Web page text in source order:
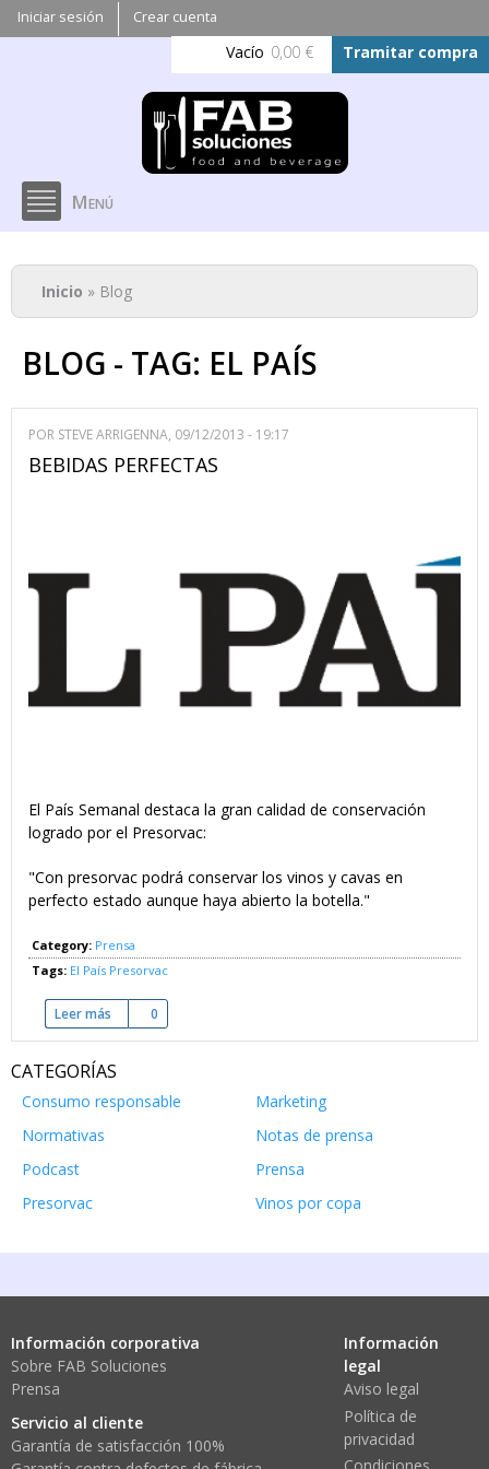
Pasar al
contenido
principal
Iniciar sesión Crear cuenta
Vacío 0,00 € Tramitar compra
Menú
Se encuentra usted aquí
Inicio » Blog
BLOG - TAG: EL PAÍS
POR STEVE ARRIGENNA, 09/12/2013 - 19:17
BEBIDAS PERFECTAS
El País Semanal destaca la gran calidad de conservación
logrado por el Presorvac:
"Con presorvac podrá conservar los vinos y cavas en
perfecto estado aunque haya abierto la botella."
Category: Prensa
Tags: El País Presorvac
Leer más sobre Bebidas Perfectas
0
CATEGORÍAS
Consumo responsable
Marketing
Normativas
Notas de prensa
Podcast
Prensa
Presorvac
Vinos por copa
Información corporativa
Sobre FAB Soluciones
Prensa
Servicio al cliente
Garantía de satisfacción 100%
Información
legal
Aviso legal
Política de
privacidad